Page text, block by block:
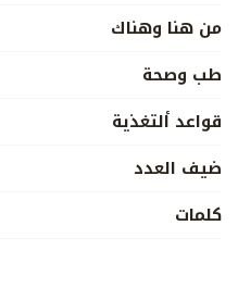
من هنا وهناك
طب وصحة
قواعد ألتغذية
ضيف العدد
كلمات